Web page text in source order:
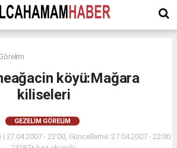
köyü:Mağara
kiliseleri
GEZELIM GÖRELIM
27.04.2007 - 22:00, Güncelleme: 27.04.2007 - 22:00